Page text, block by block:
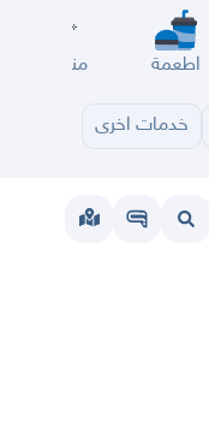
اطعمة مناسبات
خدمات اخرى